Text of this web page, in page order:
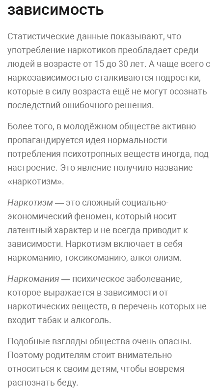
зависимость
Статистические данные показывают, что
употребление наркотиков преобладает среди
людей в возрасте от 15 до 30 лет. А чаще всего с
наркозависимостью сталкиваются подростки,
которые в силу возраста ещё не могут осознать
последствий ошибочного решения.
Более того, в молодёжном обществе активно
пропагандируется идея нормальности
потребления психотропных веществ иногда, под
настроение. Это явление получило название
«наркотизм».
Наркотизм— это сложный социально-
экономический феномен, который носит
латентный характер и не всегда приводит к
зависимости. Наркотизм включает в себя
наркоманию, токсикоманию, алкоголизм.
Наркомания — психическое заболевание,
которое выражается в зависимости от
наркотических веществ, в перечень которых не
входит табак и алкоголь.
Подобные взгляды общества очень опасны.
Поэтому родителям стоит внимательно
относиться к своим детям, чтобы вовремя
распознать беду.